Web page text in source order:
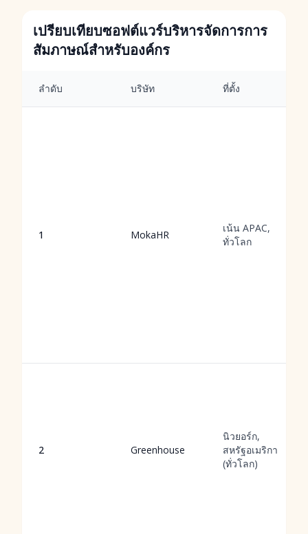
เปรียบเทียบซอฟต์แวร์บริหารจัดการการ
สัมภาษณ์สำหรับองค์กร
ลำดับ บริษัท ที่ตั้ง
1 MokaHR
เน้น APAC,
ทั่วโลก
2 Greenhouse
นิวยอร์ก,
สหรัฐอเมริกา
(ทั่วโลก)